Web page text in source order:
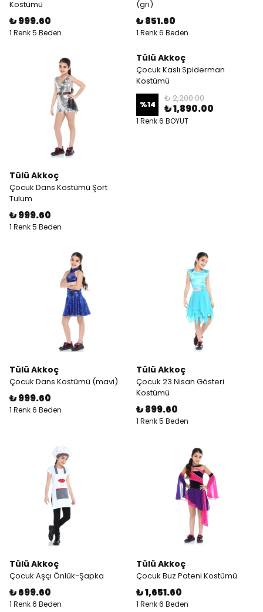
Kostümü
₺ 999.60
1 Renk 5 Beden
(gri)
₺ 851.60
1 Renk 6 Beden
Tülü Akkoç
Çocuk Dans Kostümü Şort
Tulum
₺ 999.60
1 Renk 5 Beden
Tülü Akkoç
Çocuk Kaslı Spiderman
Kostümü
%14
₺ 2,200.00
₺ 1,890.00
1 Renk 6 BOYUT
Tülü Akkoç
Çocuk Dans Kostümü (mavi)
₺ 999.60
1 Renk 6 Beden
Tülü Akkoç
Çocuk 23 Nisan Gösteri
Kostümü
₺ 899.60
1 Renk 5 Beden
Tülü Akkoç
Çocuk Aşçı Önlük-Şapka
₺ 699.60
1 Renk 6 Beden
Tülü Akkoç
Çocuk Buz Pateni Kostümü
₺ 1,651.60
1 Renk 6 Beden